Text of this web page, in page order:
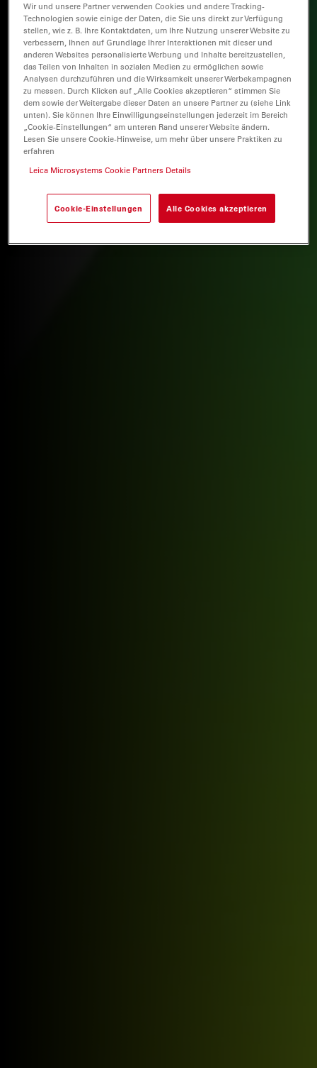
Wir und unsere Partner verwenden Cookies und andere Tracking-
Technologien sowie einige der Daten, die Sie uns direkt zur Verfügung
stellen, wie z. B. Ihre Kontaktdaten, um Ihre Nutzung unserer Website zu
verbessern, Ihnen auf Grundlage Ihrer Interaktionen mit dieser und
anderen Websites personalisierte Werbung und Inhalte bereitzustellen,
das Teilen von Inhalten in sozialen Medien zu ermöglichen sowie
Analysen durchzuführen und die Wirksamkeit unserer Werbekampagnen
zu messen. Durch Klicken auf „Alle Cookies akzeptieren“ stimmen Sie
dem sowie der Weitergabe dieser Daten an unsere Partner zu (siehe Link
unten). Sie können Ihre Einwilligungseinstellungen jederzeit im Bereich
„Cookie-Einstellungen“ am unteren Rand unserer Website ändern.
Lesen Sie unsere Cookie-Hinweise, um mehr über unsere Praktiken zu
erfahren
Leica Microsystems Cookie Partners Details
Cookie-Einstellungen Alle Cookies akzeptieren